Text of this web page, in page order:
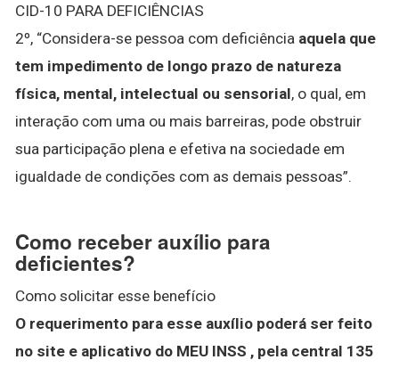
CID-10 PARA DEFICIÊNCIAS
2º, “Considera-se pessoa com deficiência aquela que
tem impedimento de longo prazo de natureza
física, mental, intelectual ou sensorial, o qual, em
interação com uma ou mais barreiras, pode obstruir
sua participação plena e efetiva na sociedade em
igualdade de condições com as demais pessoas”.
Como receber auxílio para
deficientes?
Como solicitar esse benefício
O requerimento para esse auxílio poderá ser feito
no site e aplicativo do MEU INSS , pela central 135